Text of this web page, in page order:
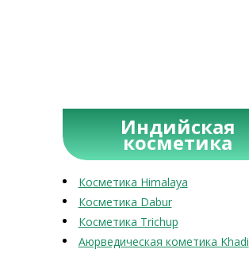
Индийская
косметика
Косметика Himalaya
Косметика Dabur
Косметика Trichup
Аюрведическая кометика Khadi